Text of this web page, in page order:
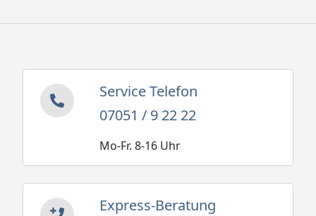
Service Telefon
07051 / 9 22 22
Mo-Fr. 8-16 Uhr
Express-Beratung